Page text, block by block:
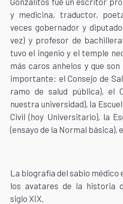
y medicina, traductor,
veces gobernador y
vez) y profesor de
tuvo el ingenio y el temple
más caros anhelos y que
importante: el Consejo de
ramo de salud pública), el
nuestra universidad), la
Civil (hoy Universitario), la
(ensayo de la Normal básica),
La biografía del sabio médico
los avatares de la historia
siglo XIX.